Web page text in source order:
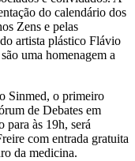
do calendário dos
Zens e pelas
artista plástico Flávio
uma homenagem a
Sinmed, o primeiro
de Debates em
para às 19h, será
com entrada gratuita
da medicina.